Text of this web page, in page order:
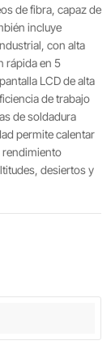
de fibra, capaz de
incluye
con alta
rápida en 5
LCD de alta
de trabajo
de soldadura
permite calentar
rendimiento
desiertos y